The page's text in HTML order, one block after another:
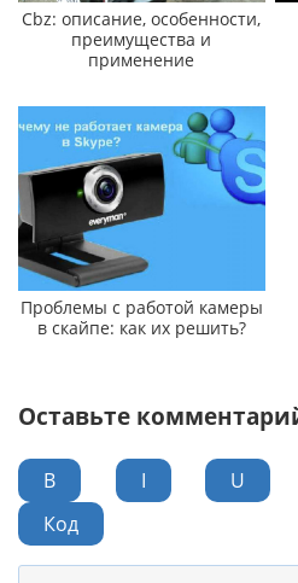
Cbz: описание, особенности,
преимущества и
применение
Проблемы с работой камеры
в скайпе: как их решить?
Оставьте
B I U
Код